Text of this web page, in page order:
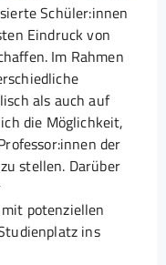
Schüler:innen
Eindruck von
Im Rahmen
als auch auf
die Möglichkeit,
der
stellen. Darüber
potenziellen
ins